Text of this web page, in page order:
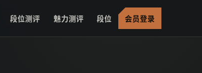
段位测评 魅力测评 段位 会员登录